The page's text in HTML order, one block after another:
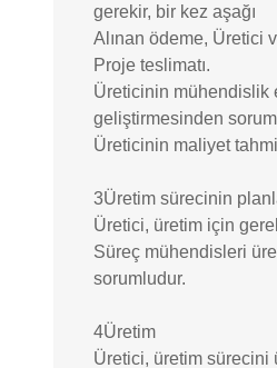
gerekir, bir kez aşağı
Alınan ödeme, Üretici
Proje teslimatı.
Üreticinin mühendislik
geliştirmesinden
Üreticinin maliyet
3Üretim sürecinin
Üretici, üretim için
Süreç mühendisleri
sorumludur.
4Üretim
Üretici, üretim sürecini